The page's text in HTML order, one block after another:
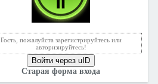
Гость, пожалуйста зарегистрируйтесь или
авторизируйтесь!
Войти через uID
Старая форма входа